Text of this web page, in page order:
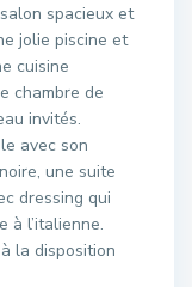
spacieux et
jolie piscine et
cuisine
chambre de
invités.
avec son
une suite
dressing qui
à l’italienne.
la disposition